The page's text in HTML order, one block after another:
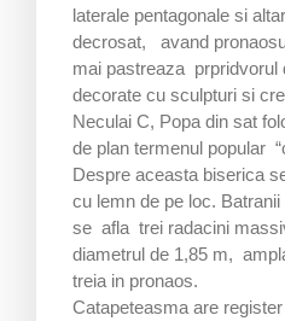
laterale pentagonale si
decrosat, avand
mai pastreaza prpridvorul
decorate cu sculpturi si
Neculai C, Popa din sat
de plan termenul popular
Despre aceasta biserica
cu lemn de pe loc.
se afla trei radacini
diametrul de 1,85 m,
treia in pronaos.
Catapeteasma are